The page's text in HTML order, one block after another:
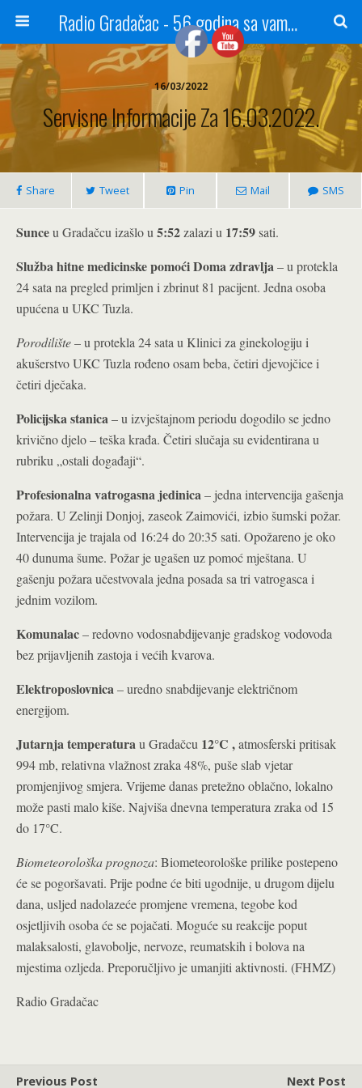
Radio Gradačac - 56 godina sa vama...
16/03/2022
Servisne Informacije Za 16.03.2022.
Share Tweet Pin Mail SMS
Sunceu Gradačcu izašlo u 5:52zalazi u 17:59sati.
Služba hitne medicinske pomoći Doma zdravlja– u protekla
24 sata na pregled primljen i zbrinut 81 pacijent. Jedna osoba
upućena u UKC Tuzla.
Porodilište– u protekla 24 sata u Klinici za ginekologiju i
akušerstvo UKC Tuzla rođeno osam beba, četiri djevojčice i
četiri dječaka.
Policijska stanica– u izvještajnom periodu dogodilo se jedno
krivično djelo – teška krađa. Četiri slučaja su evidentirana u
rubriku „ostali događaji“.
Profesionalna vatrogasna jedinica– jedna intervencija gašenja
požara. U Zelinji Donjoj, zaseok Zaimovići, izbio šumski požar.
Intervencija je trajala od 16:24 do 20:35 sati. Opožareno je oko
40 dunuma šume. Požar je ugašen uz pomoć mještana. U
gašenju požara učestvovala jedna posada sa tri vatrogasca i
jednim vozilom.
Komunalac– redovno vodosnabdijevanje gradskog vodovoda
bez prijavljenih zastoja i većih kvarova.
Elektroposlovnica– uredno snabdijevanje električnom
energijom.
Jutarnja temperaturau Gradačcu 12°C ,atmosferski pritisak
994 mb, relativna vlažnost zraka 48%, puše slab vjetar
promjenjivog smjera. Vrijeme danas pretežno oblačno, lokalno
može pasti malo kiše. Najviša dnevna temperatura zraka od 15
do 17°C.
Biometeorološka prognoza: Biometeorološke prilike postepeno
će se pogoršavati. Prije podne će biti ugodnije, u drugom dijelu
dana, usljed nadolazeće promjene vremena, tegobe kod
osjetljivih osoba će se pojačati. Moguće su reakcije poput
malaksalosti, glavobolje, nervoze, reumatskih i bolova na
mjestima ozljeda. Preporučljivo je umanjiti aktivnosti. (FHMZ)
Radio Gradačac
Previous Post Next Post